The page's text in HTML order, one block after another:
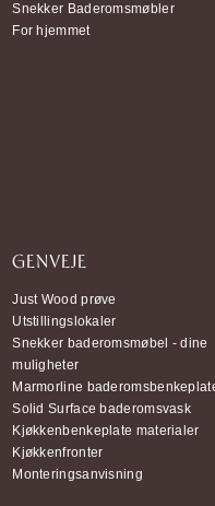
Snekker Baderomsmøbler
For hjemmet
GENVEJE
Just Wood prøve
Utstillingslokaler
Snekker baderomsmøbel - dine
muligheter
Marmorline
Solid Surface baderomsvask
Kjøkkenbenkeplate materialer
Kjøkkenfronter
Monteringsanvisning